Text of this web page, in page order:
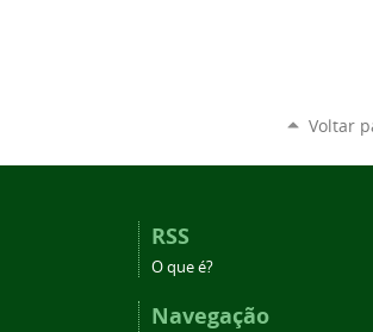
Voltar
RSS
O que é?
Navegação